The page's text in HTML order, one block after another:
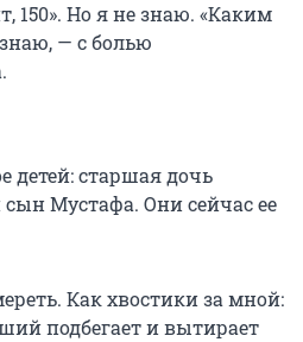
150». Но я не знаю. «Каким
— с болью
детей: старшая дочь
Мустафа. Они сейчас ее
Как хвостики за мной:
подбегает и вытирает